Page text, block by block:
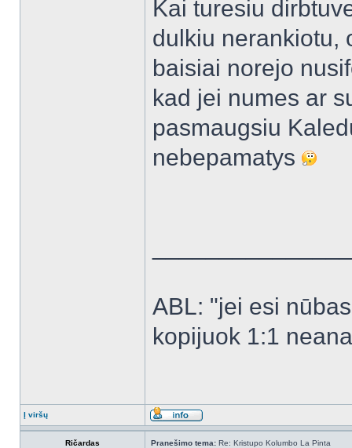
Kai turesiu
dulkiu nerankiotu,
baisiai norejo
kad jei numes ar
pasmaugsiu
nebepamatys
ABL: "jei esi
kopijuok 1:1
Į viršų
Ričardas Pranešimo tema: Re: Kristupo Kolumbo La Pinta